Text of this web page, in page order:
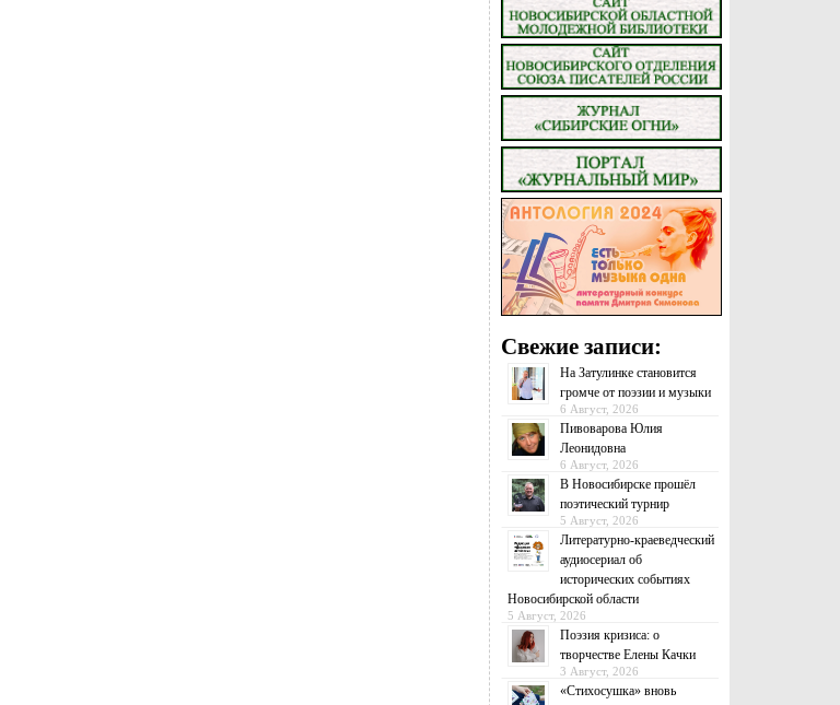
Свежие записи:
На Затулинке становится
громче от поэзии и музыки
6 Август, 2026
Пивоварова Юлия
Леонидовна
6 Август, 2026
В Новосибирске прошёл
поэтический турнир
5 Август, 2026
Литературно-краеведческий
аудиосериал об
исторических событиях
Новосибирской области
5 Август, 2026
Поэзия кризиса: о
творчестве Елены Качки
3 Август, 2026
«Стихосушка» вновь